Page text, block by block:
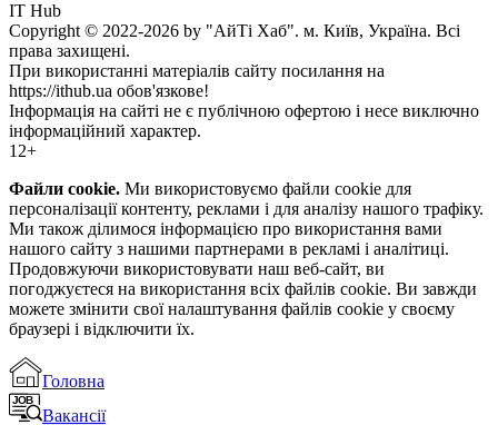
IT Hub
Copyright © 2022-2026 by "АйТі Хаб". м. Київ, Україна. Всі
права захищені.
При використанні матеріалів сайту посилання на
https://ithub.ua обов'язкове!
Інформація на сайті не є публічною офертою і несе виключно
інформаційний характер.
12+
Файли cookie. Ми використовуємо файли cookie для
персоналізації контенту, реклами і для аналізу нашого трафіку.
Ми також ділимося інформацією про використання вами
нашого сайту з нашими партнерами в рекламі і аналітиці.
Продовжуючи використовувати наш веб-сайт, ви
погоджуєтеся на використання всіх файлів cookie. Ви завжди
можете змінити свої налаштування файлів cookie у своєму
браузері і відключити їх.
Головна
Вакансії